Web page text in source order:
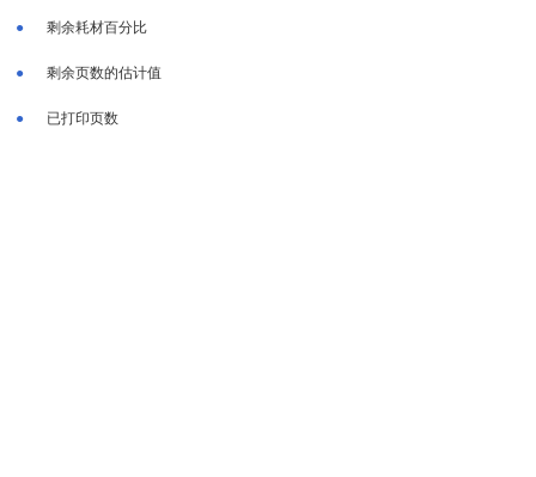
● 剩余耗材百分比
● 剩余页数的估计值
● 已打印页数